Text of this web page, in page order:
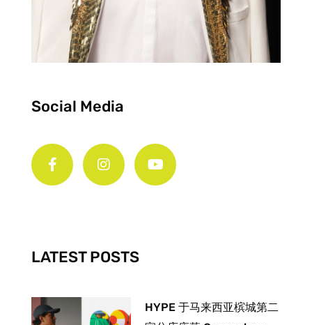
Social Media
a
c
-
f
n
s
m
o
u
LATEST POSTS
HYPE 于马来西亚槟城第二